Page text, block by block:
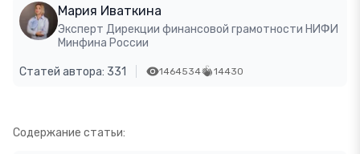
Мария Иваткина
Эксперт Дирекции финансовой грамотности НИФИ
Минфина России
Статей автора: 331 1464534 14430
Содержание статьи: